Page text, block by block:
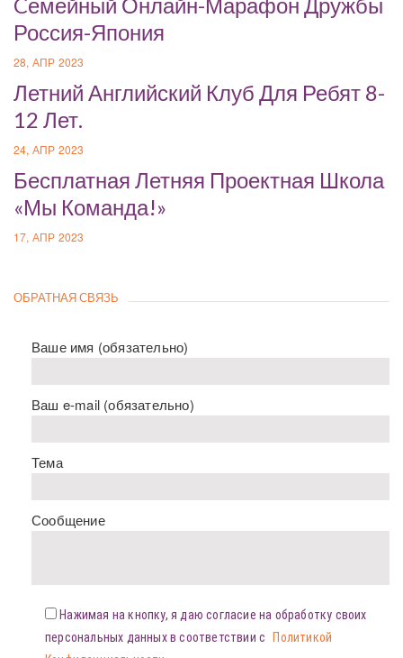
Россия-Япония
28, АПР 2023
Летний Английский Клуб Для Ребят 8-
12 Лет.
24, АПР 2023
Бесплатная Летняя Проектная Школа
«Мы Команда!»
17, АПР 2023
ОБРАТНАЯ СВЯЗЬ
Ваше имя (обязательно)
Ваш e-mail (обязательно)
Тема
Сообщение
Нажимая на кнопку, я даю согласие на обработку своих
персональных данных в соответствии с
Политикой